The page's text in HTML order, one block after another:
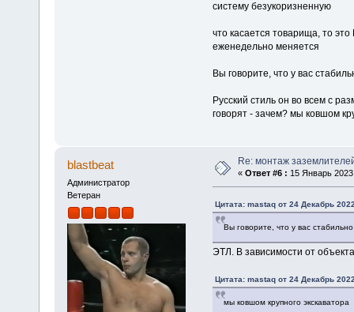
систему безукоризненную
что касается товарища, то
еженедельно меняется
Вы говорите, что у вас
Русский стиль он во всем с
говорят - зачем? мы ковшом
blastbeat
Администратор
Ветеран
Re: монтаж
« Ответ #6 : 15 Январь
Цитата: mastaq от 24 Декабрь
Вы говорите, что у вас
ЭТЛ. В зависимости от
Цитата: mastaq от 24 Декабрь
мы ковшом крупного